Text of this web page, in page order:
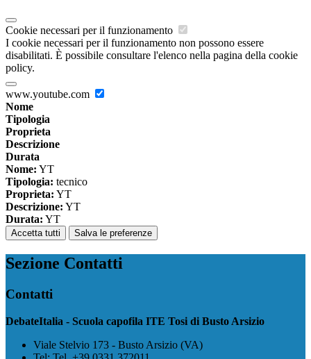
Cookie necessari per il funzionamento
I cookie necessari per il funzionamento non possono essere
disabilitati. È possibile consultare l'elenco nella pagina della cookie
policy.
www.youtube.com
Nome
Tipologia
Proprieta
Descrizione
Durata
Nome: YT
Tipologia: tecnico
Proprieta: YT
Descrizione: YT
Durata: YT
Accetta tutti Salva le preferenze
Sezione Contatti
Contatti
DebateItalia - Scuola capofila ITE Tosi di Busto Arsizio
Viale Stelvio 173 - Busto Arsizio (VA)